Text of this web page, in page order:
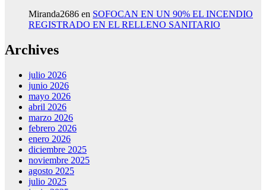
Miranda2686 en SOFOCAN EN UN 90% EL INCENDIO
REGISTRADO EN EL RELLENO SANITARIO
Archives
julio 2026
junio 2026
mayo 2026
abril 2026
marzo 2026
febrero 2026
enero 2026
diciembre 2025
noviembre 2025
agosto 2025
julio 2025